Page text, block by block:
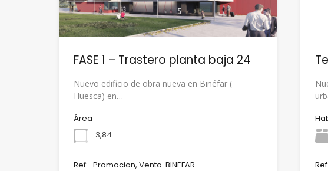
FASE 1 – Trastero planta baja 24
Nuevo edificio de obra nueva en Binéfar (
Huesca) en…
Área
3,84
Ref: . Promocion, Venta. BINEFAR